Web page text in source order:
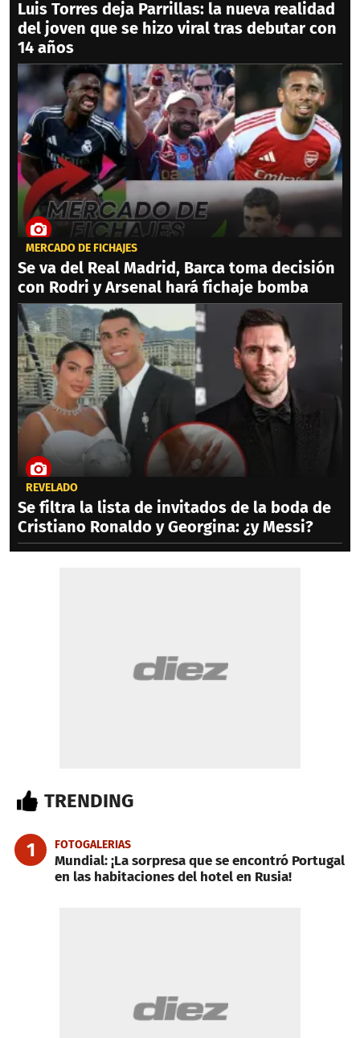
Luis Torres deja Parrillas: la nueva realidad
del joven que se hizo viral tras debutar con
14 años
MERCADO DE FICHAJES
Se va del Real Madrid, Barca toma decisión
con Rodri y Arsenal hará fichaje bomba
REVELADO
Se filtra la lista de invitados de la boda de
Cristiano Ronaldo y Georgina: ¿y Messi?
TRENDING
1 FOTOGALERIAS
Mundial: ¡La sorpresa que se encontró Portugal
en las habitaciones del hotel en Rusia!